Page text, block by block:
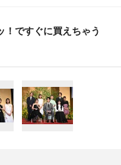
！ですぐに買えちゃう